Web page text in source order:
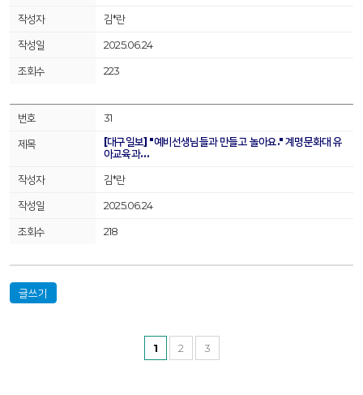
김*란
2025.06.24
223
31
[대구일보] "예비선생님들과 만들고 놀아요." 계명문화대 유
아교육과…
김*란
2025.06.24
218
글쓰기
1 2 3